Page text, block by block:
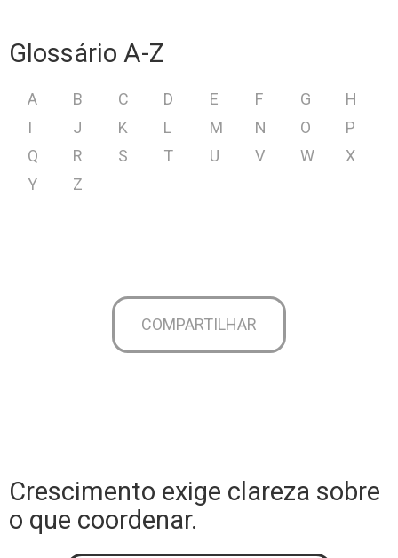
Glossário A-Z
A B C D E F G
H
I
J K L M N O
P
Q
R S T U V W
X
Y
Z
COMPARTILHAR
Crescimento exige clareza sobre
o que coordenar.